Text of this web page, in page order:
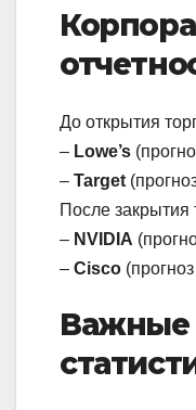
До открытия
– Lowe’s
– Target
После закрытия
– NVIDIA
– Cisco
Важные